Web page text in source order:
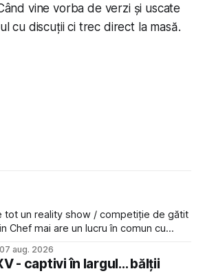
vine vorba de verzi și uscate
cu discuții ci trec direct la masă.
tot un reality show / competiție de gătit
Chef mai are un lucru în comun cu
după care m-a făcut să mă
îndrăgostesc de el. Nu mi-a plăcut faptul
07 aug. 2026
- captivi în largul... bălții